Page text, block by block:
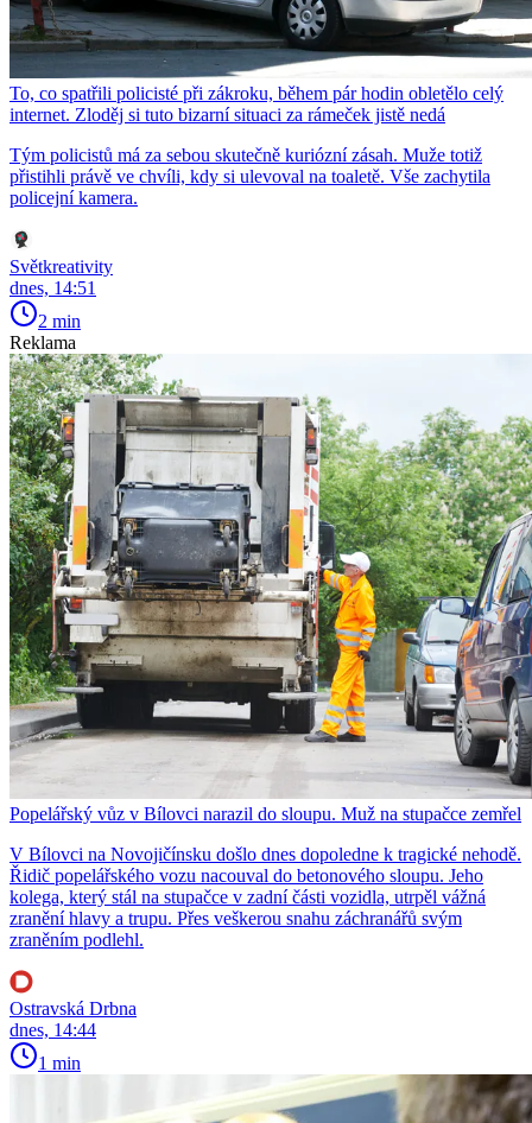
To, co spatřili policisté při zákroku, během pár hodin obletělo celý
internet. Zloděj si tuto bizarní situaci za rámeček jistě nedá
Tým policistů má za sebou skutečně kuriózní zásah. Muže totiž
přistihli právě ve chvíli, kdy si ulevoval na toaletě. Vše zachytila
policejní kamera.
Světkreativity
dnes, 14:51
2 min
Reklama
Popelářský vůz v Bílovci narazil do sloupu. Muž na stupačce zemřel
V Bílovci na Novojičínsku došlo dnes dopoledne k tragické nehodě.
Řidič popelářského vozu nacouval do betonového sloupu. Jeho
kolega, který stál na stupačce v zadní části vozidla, utrpěl vážná
zranění hlavy a trupu. Přes veškerou snahu záchranářů svým
zraněním podlehl.
Ostravská Drbna
dnes, 14:44
1 min